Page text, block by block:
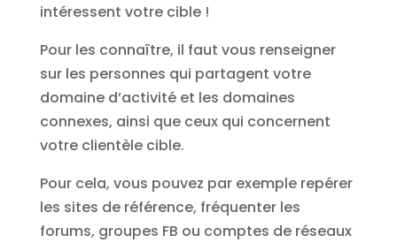
intéressent votre cible !
Pour les connaître, il faut vous renseigner
sur les personnes qui partagent votre
domaine d’activité et les domaines
connexes, ainsi que ceux qui concernent
votre clientèle cible.
Pour cela, vous pouvez par exemple repérer
les sites de référence, fréquenter les
forums, groupes FB ou comptes de réseaux